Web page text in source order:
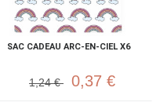
SAC CADEAU ARC-EN-CIEL X6
1,24 € 0,37 €